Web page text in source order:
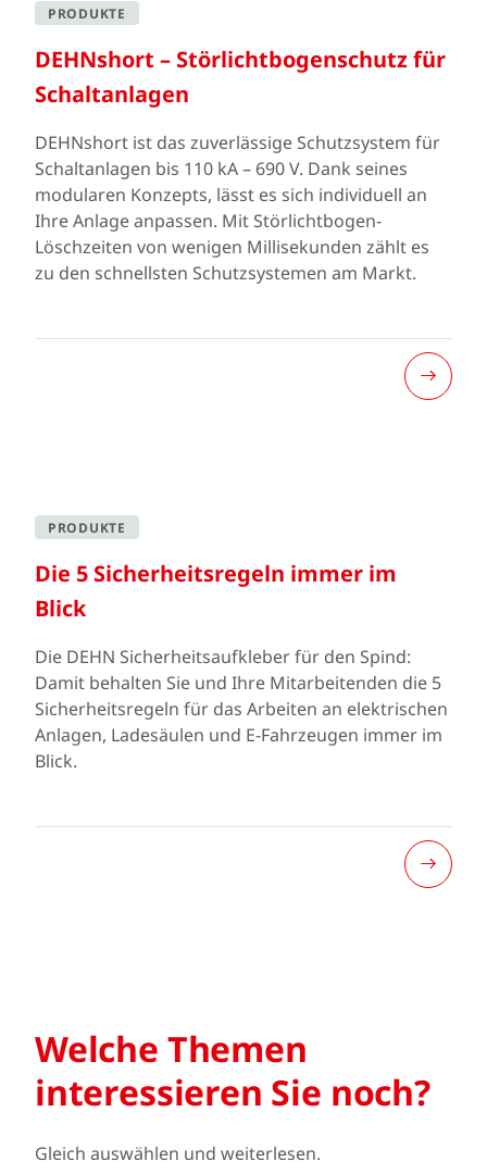
PRODUKTE
DEHNshort – Störlichtbogenschutz für
Schaltanlagen
DEHNshort ist das zuverlässige Schutzsystem für
Schaltanlagen bis 110 kA – 690 V. Dank seines
modularen Konzepts, lässt es sich individuell an
Ihre Anlage anpassen. Mit Störlichtbogen-
Löschzeiten von wenigen Millisekunden zählt es
zu den schnellsten Schutzsystemen am Markt.
PRODUKTE
Die 5 Sicherheitsregeln immer im
Blick
Die DEHN Sicherheitsaufkleber für den Spind:
Damit behalten Sie und Ihre Mitarbeitenden die 5
Sicherheitsregeln für das Arbeiten an elektrischen
Anlagen, Ladesäulen und E-Fahrzeugen immer im
Blick.
Welche Themen
interessieren Sie noch?
Gleich auswählen und weiterlesen.